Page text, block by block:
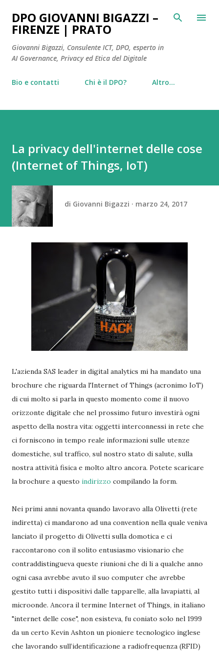
Passa ai contenuti principali
DPO GIOVANNI BIGAZZI –
FIRENZE | PRATO
Giovanni Bigazzi, Consulente ICT, DPO, esperto in
AI Governance, Privacy ed Etica del Digitale
Bio e contatti Chi è il DPO? Altro…
La privacy dell'internet delle cose
(Internet of Things, IoT)
di Giovanni Bigazzi marzo 24, 2017
L'azienda SAS leader in digital analytics mi ha mandato una
brochure che riguarda l'Internet of Things (acronimo IoT)
di cui molto si parla in questo momento come il nuovo
orizzonte digitale che nel prossimo futuro investirà ogni
aspetto della nostra vita: oggetti interconnessi in rete che
ci forniscono in tempo reale informazioni sulle utenze
domestiche, sul traffico, sul nostro stato di salute, sulla
nostra attività fisica e molto altro ancora. Potete scaricare
la brochure a questo indirizzo compilando la form.
Nei primi anni novanta quando lavoravo alla Olivetti (rete
indiretta) ci mandarono ad una convention nella quale veniva
lanciato il progetto di Olivetti sulla domotica e ci
raccontarono con il solito entusiasmo visionario che
contraddistingueva queste riunioni che di li a qualche anno
ogni casa avrebbe avuto il suo computer che avrebbe
gestito tutti i dispositivi dalle tapparelle, alla lavapiatti, al
microonde. Ancora il termine Internet of Things, in italiano
"internet delle cose", non esisteva, fu coniato solo nel 1999
da un certo Kevin Ashton un pioniere tecnologico inglese
che lavorando sull’identificazione a radiofrequenza (RFID)